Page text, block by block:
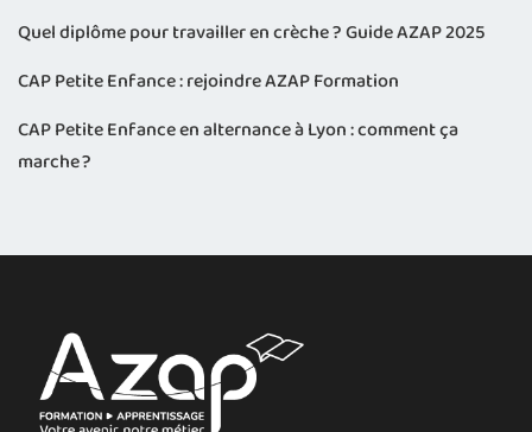
Quel diplôme pour travailler en crèche ? Guide AZAP 2025
CAP Petite Enfance : rejoindre AZAP Formation
CAP Petite Enfance en alternance à Lyon : comment ça
marche ?